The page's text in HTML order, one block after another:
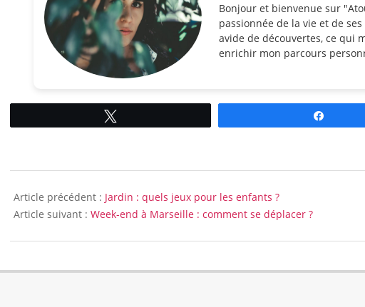
Bonjour et bienvenue sur
passionnée de la vie et de
avide de découvertes, ce qui
enrichir mon parcours
03-
10
Article précédent : Jardin : quels jeux pour les enfants ?
Article suivant : Week-end à Marseille : comment se déplacer ?